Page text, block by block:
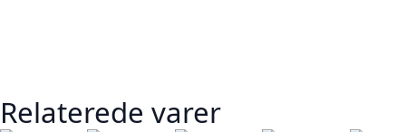
Relaterede varer